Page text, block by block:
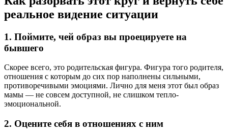
реальное видение ситуации
1. Поймите, чей образ вы проецируете на
бывшего
Скорее всего, это родительская фигура. Фигура того родителя,
отношения с которым до сих пор наполнены сильными,
противоречивыми эмоциями. Лично для меня этот был образ
мамы — не совсем доступной, не слишком тепло-
эмоциональной.
2. Оцените себя в отношениях с ним